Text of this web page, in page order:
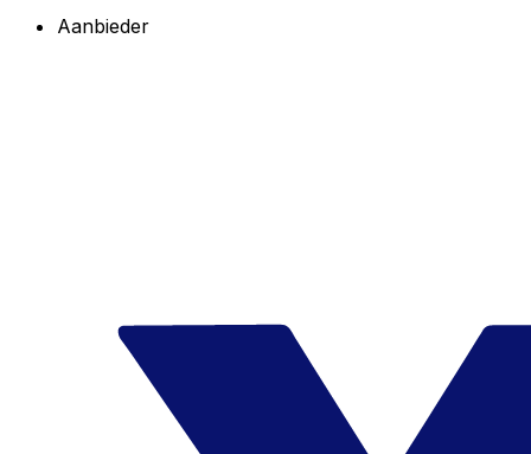
Aanbieder